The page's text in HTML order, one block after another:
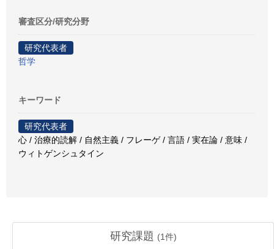
審査区分/研究分野
研究代表者
哲学
キーワード
研究代表者
心 / 治療的読解 / 自然主義 / フレーゲ / 言語 / 実在論 / 意味 /
ウィトゲンシュタイン
研究課題 (1件)